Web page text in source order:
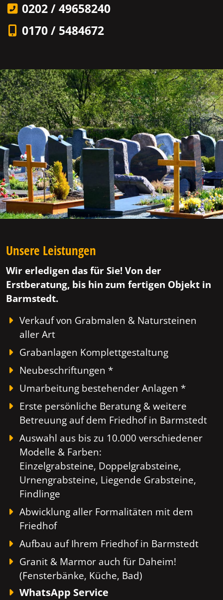
0202 / 49658240
0170 / 5484672
Unsere Leistungen
Wir erledigen das für Sie! Von der
Erstberatung, bis hin zum fertigen Objekt in
Barmstedt.
Verkauf von Grabmalen & Natursteinen
aller Art
Grabanlagen Komplettgestaltung
Neubeschriftungen *
Umarbeitung bestehender Anlagen *
Erste persönliche Beratung & weitere
Betreuung auf dem Friedhof in Barmstedt
Auswahl aus bis zu 10.000 verschiedener
Modelle & Farben:
Einzelgrabsteine, Doppelgrabsteine,
Urnengrabsteine, Liegende Grabsteine,
Findlinge
Abwicklung aller Formalitäten mit dem
Friedhof
Aufbau auf Ihrem Friedhof in Barmstedt
Granit & Marmor auch für Daheim!
(Fensterbänke, Küche, Bad)
WhatsApp Service